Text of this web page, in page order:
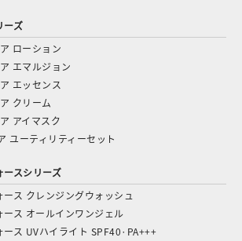
ーズ
ローション
エマルジョン
エッセンス
クリーム
アイマスク
ユーティリティーセット
スシリーズ
ス クレンジングウォッシュ
ス オールインワンジェル
ス UVハイライト SPF40·PA+++